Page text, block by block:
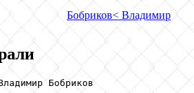
Бобриков< Владимир
Бобриков